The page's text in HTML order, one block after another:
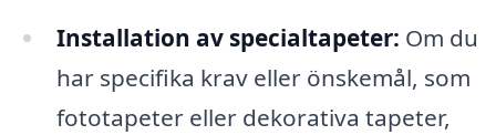
Installation av specialtapeter: Om du
har specifika krav eller önskemål, som
fototapeter eller dekorativa tapeter,